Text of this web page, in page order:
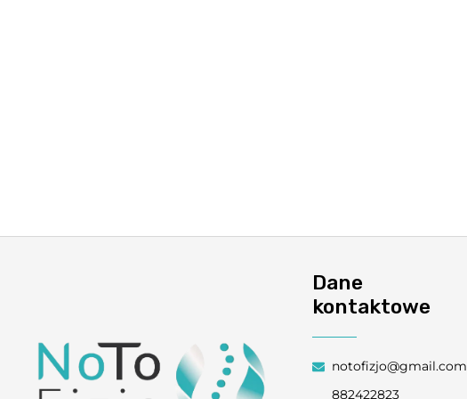
Dane
kontaktowe
notofizjo@gmail.com
882422823